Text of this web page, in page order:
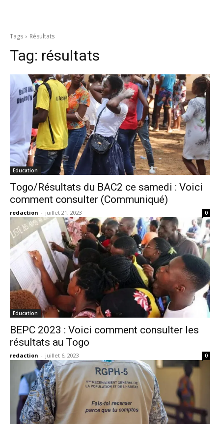
Tags Résultats
Tag: résultats
Education
Togo/Résultats du BAC2 ce samedi : Voici
comment consulter (Communiqué)
redaction - juillet 21, 2023 0
Education
BEPC 2023 : Voici comment consulter les
résultats au Togo
redaction - juillet 6, 2023 0